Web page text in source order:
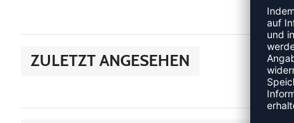
ZULETZT ANGESEHEN